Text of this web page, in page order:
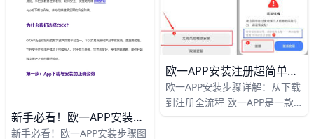
好，避免下载假APP的风险。
新手必看！欧一APP安装图文教程5分钟搞定
新手必看！欧一APP安装步骤图
欧一APP安装注册超简单！5分钟新手全攻略
欧一APP安装步骤详解：从下载
到注册全流程 欧一APP是一款